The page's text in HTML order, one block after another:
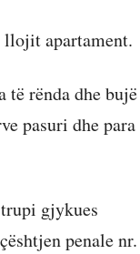
llojit apartament.
të rënda dhe bujë
pasuri dhe para
gjykues
penale nr.